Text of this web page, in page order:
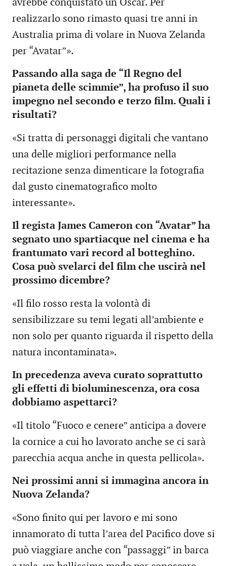
avrebbe conquistato un Oscar. Per
realizzarlo sono rimasto quasi tre anni in
Australia prima di volare in Nuova Zelanda
per “Avatar”».
Passando alla saga de “Il Regno del
pianeta delle scimmie”, ha profuso il suo
impegno nel secondo e terzo film. Quali i
risultati?
«Si tratta di personaggi digitali che vantano
una delle migliori performance nella
recitazione senza dimenticare la fotografia
dal gusto cinematografico molto
interessante».
Il regista James Cameron con “Avatar” ha
segnato uno spartiacque nel cinema e ha
frantumato vari record al botteghino.
Cosa può svelarci del film che uscirà nel
prossimo dicembre?
«Il filo rosso resta la volontà di
sensibilizzare su temi legati all’ambiente e
non solo per quanto riguarda il rispetto della
natura incontaminata».
In precedenza aveva curato soprattutto
gli effetti di bioluminescenza, ora cosa
dobbiamo aspettarci?
«Il titolo “Fuoco e cenere” anticipa a dovere
la cornice a cui ho lavorato anche se ci sarà
parecchia acqua anche in questa pellicola».
Nei prossimi anni si immagina ancora in
Nuova Zelanda?
«Sono finito qui per lavoro e mi sono
innamorato di tutta l’area del Pacifico dove si
può viaggiare anche con “passaggi” in barca